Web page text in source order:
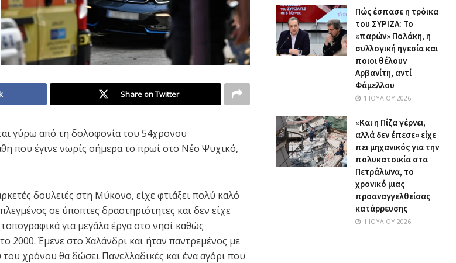
Share on Twitter
γύρω από τη δολοφονία του 54χρονου
που έγινε νωρίς σήμερα το πρωί στο Νέο Ψυχικό,
δουλειές στη Μύκονο, είχε φτιάξει πολύ καλό
σε ύποπτες δραστηριότητες και δεν είχε
για μεγάλα έργα στο νησί καθώς
2000. Έμενε στο Χαλάνδρι και ήταν παντρεμένος με
του χρόνου θα δώσει Πανελλαδικές και ένα αγόρι που
Πώς έσπασε η τρόικα
του ΣΥΡΙΖΑ: Το
«παρών» Πολάκη, η
συλλογική ηγεσία και
ποιοι θέλουν
Αρβανίτη, αντί
Φάμελλου
1 ΙΟΥΛΊΟΥ 2026
«Και η Πίζα γέρνει,
αλλά δεν έπεσε» είχε
πει μηχανικός για την
πολυκατοικία στα
Πετράλωνα, το
χρονικό μιας
προαναγγελθείσας
κατάρρευσης
1 ΙΟΥΛΊΟΥ 2026